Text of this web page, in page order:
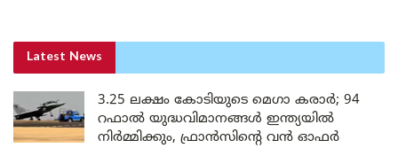
Latest News
3.25 ലക്ഷം കോടിയുടെ മെഗാ കരാർ; 94
റഫാൽ യുദ്ധവിമാനങ്ങൾ ഇന്ത്യയിൽ
നിർമ്മിക്കും, ഫ്രാൻസിന്റെ വൻ ഓഫർ